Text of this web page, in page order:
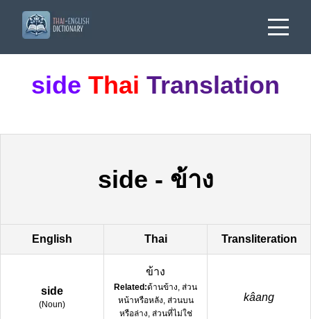
side Thai Translation
side - ข้าง
English Thai Transliteration
side
(Noun)
ข้าง
Related:ด้านข้าง, ส่วน
หน้าหรือหลัง, ส่วนบน
หรือล่าง, ส่วนที่ไม่ใช่
kâang